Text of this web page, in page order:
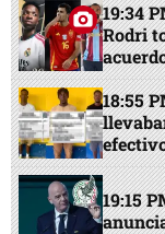
19:34
Rodri
18:55
19:15